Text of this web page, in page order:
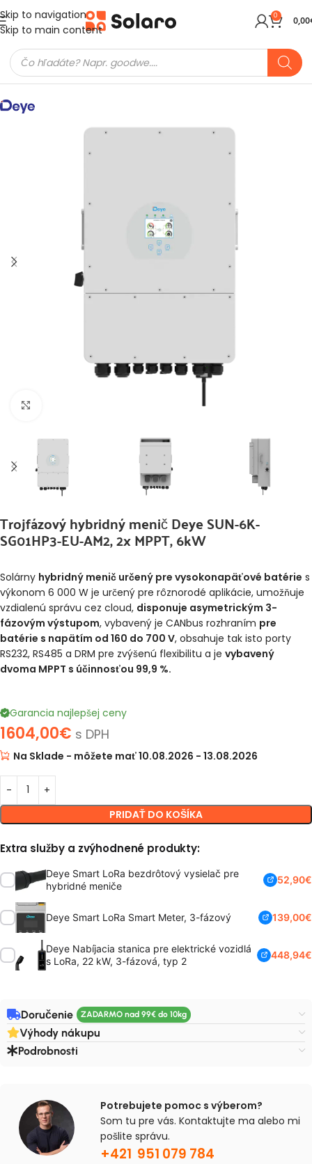
Skip to navigation
Skip to main content
0 0,00
Domov Meniče a batérie Hybridné meniče Deye meniče
Trojfázový hybridný menič Deye SUN-6K-
SG01HP3-EU-AM2, 2x MPPT, 6kW
Solárny hybridný menič určený pre vysokonapäťové batérie s
výkonom 6 000 W je určený pre rôznorodé aplikácie, umožňuje
vzdialenú správu cez cloud, disponuje asymetrickým 3-
fázovým výstupom, vybavený je CANbus rozhraním pre
batérie s napätím od 160 do 700 V, obsahuje tak isto porty
RS232, RS485 a DRM pre zvýšenú flexibilitu a je vybavený
dvoma MPPT s účinnosťou 99,9 %.
Garancia najlepšej ceny
1604,00€ s DPH
Na Sklade - môžete mať 10.08.2026 - 13.08.2026
PRIDAŤ DO KOŠÍKA
Extra služby a zvýhodnené produkty:
Deye Smart LoRa bezdrôtový vysielač pre
hybridné meniče
52,90€
Deye Smart LoRa Smart Meter, 3-fázový 139,00€
Deye Nabíjacia stanica pre elektrické vozidlá
s LoRa, 22 kW, 3-fázová, typ 2
448,94€
Doručenie
Výhody nákupu
Podrobnosti
Potrebujete pomoc s výberom?
Som tu pre vás. Kontaktujte ma alebo mi
pošlite správu.
+421 951 079 784